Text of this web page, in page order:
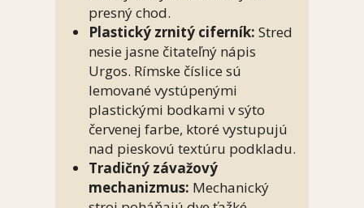
presný chod.
Plastický zrnitý ciferník: Stred
nesie jasne čitateľný nápis
Urgos. Rímske číslice sú
lemované vystúpenými
plastickými bodkami v sýto
červenej farbe, ktoré vystupujú
nad pieskovú textúru podkladu.
Tradičný závažový
mechanizmus: Mechanický